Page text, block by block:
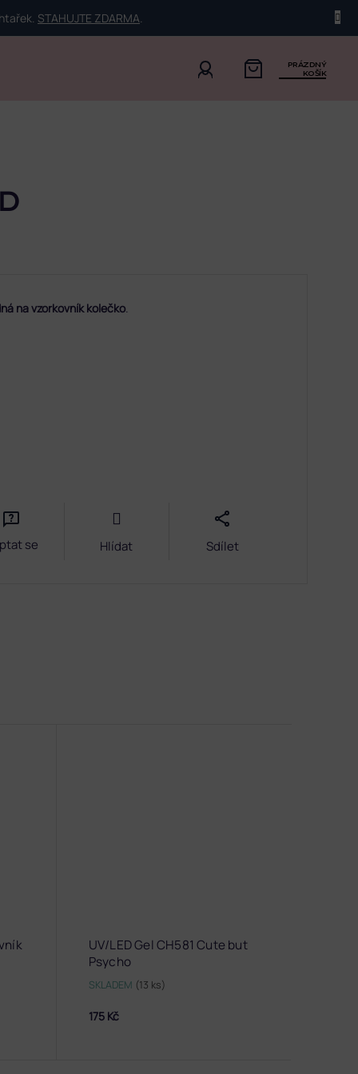
STAHUJTE ZDARMA.
PRÁZDNÝ
KOŠÍK
na vzorkovník kolečko.
se Hlídat Sdílet
UV/LED Gel CH581 Cute but
Psycho
SKLADEM (13 ks)
175 Kč